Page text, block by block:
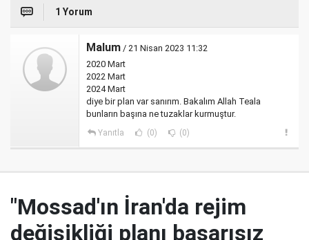
1 Yorum
Malum / 21 Nisan 2023 11:32
2020 Mart
2022 Mart
2024 Mart
diye bir plan var sanırım. Bakalım Allah Teala
bunların başına ne tuzaklar kurmuştur.
Yanıtla (0) (0)
"Mossad'ın İran'da rejim
değişikliği planı başarısız